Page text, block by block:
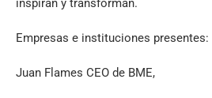
inspiran y transforman.
Empresas e instituciones presentes:
Juan Flames CEO de BME,